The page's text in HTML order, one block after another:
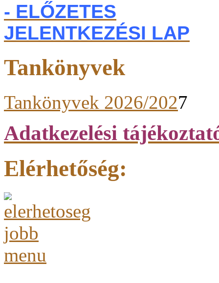
- ELŐZETES
JELENTKEZÉSI LAP
Tankönyvek
Tankönyvek 2026/2027
Adatkezelési
Elérhetőség: